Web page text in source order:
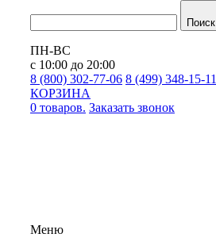
Поиск
ПН-ВС
с 10:00 до 20:00
8 (800) 302-77-06 8 (499) 348-15-11
КОРЗИНА
0 товаров. Заказать звонок
Меню